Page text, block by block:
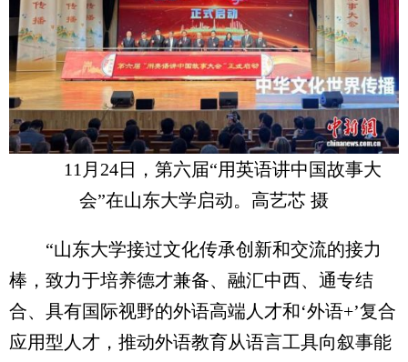
11月24日，第六届“用英语讲中国故事大
会”在山东大学启动。高艺芯 摄
“山东大学接过文化传承创新和交流的接力
棒，致力于培养德才兼备、融汇中西、通专结
合、具有国际视野的外语高端人才和‘外语+’复合
应用型人才，推动外语教育从语言工具向叙事能